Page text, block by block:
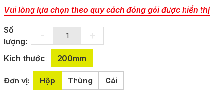
Vui lòng lựa chọn theo quy cách đóng gói được hiển thị
Số
lượng:
Kích thước: 200mm
Đơn vị: Hộp Thùng Cái